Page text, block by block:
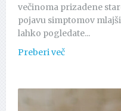
večinoma prizadene
pojavu simptomov
lahko pogledate...
Preberi več